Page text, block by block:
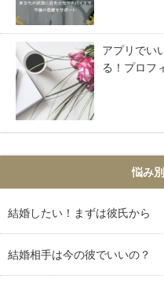
アプリでい
る！プロフ
悩み
結婚したい！まずは彼氏から
結婚相手は今の彼でいいの？